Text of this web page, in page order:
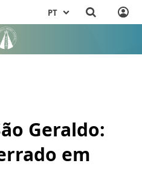
PT
Geraldo:
em